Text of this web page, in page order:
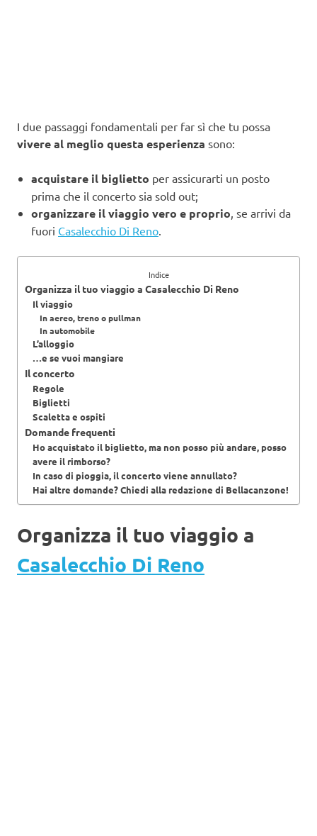
I due passaggi fondamentali per far sì che tu possa
vivere al meglio questa esperienza sono:
acquistare il biglietto per assicurarti un posto
prima che il concerto sia sold out;
organizzare il viaggio vero e proprio , se arrivi da
fuori Casalecchio Di Reno
Indice
Organizza il tuo viaggio a Casalecchio Di Reno
Il viaggio
In aereo, treno o pullman
In automobile
L’alloggio
…e se vuoi mangiare
Il concerto
Regole
Biglietti
Scaletta e ospiti
Domande frequenti
Ho acquistato il biglietto, ma non posso più andare, posso
avere il rimborso?
In caso di pioggia, il concerto viene annullato?
Hai altre domande? Chiedi alla redazione di Bellacanzone!
Organizza il tuo viaggio a
Casalecchio Di Reno